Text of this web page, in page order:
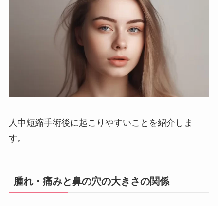
人中短縮手術後に起こりやすいことを紹介しま
す。
腫れ・痛みと鼻の穴の大きさの関係